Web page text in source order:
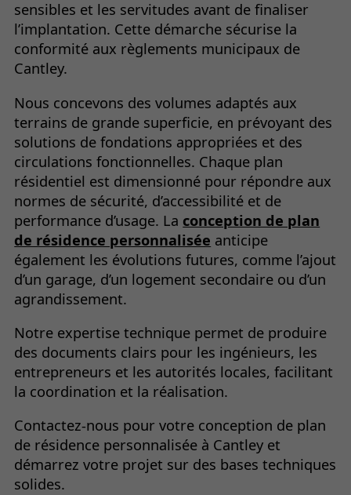
sensibles et les servitudes avant de finaliser
l’implantation. Cette démarche sécurise la
conformité aux règlements municipaux de
Cantley.
Nous concevons des volumes adaptés aux
terrains de grande superficie, en prévoyant des
solutions de fondations appropriées et des
circulations fonctionnelles. Chaque plan
résidentiel est dimensionné pour répondre aux
normes de sécurité, d’accessibilité et de
performance d’usage. La conception de plan
de résidence personnalisée anticipe
également les évolutions futures, comme l’ajout
d’un garage, d’un logement secondaire ou d’un
agrandissement.
Notre expertise technique permet de produire
des documents clairs pour les ingénieurs, les
entrepreneurs et les autorités locales, facilitant
la coordination et la réalisation.
Contactez-nous pour votre conception de plan
de résidence personnalisée à Cantley et
démarrez votre projet sur des bases techniques
solides.